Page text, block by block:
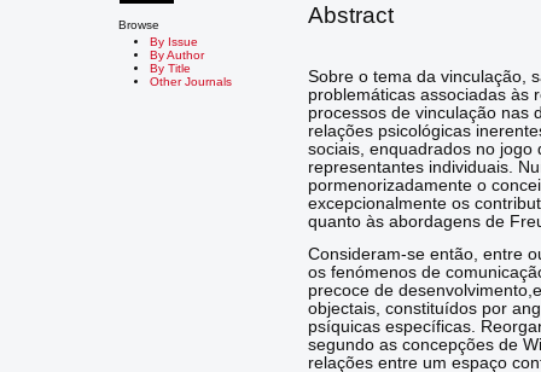
Browse
By Issue
By Author
By Title
Other Journals
Abstract
Sobre o tema da vinculação,
problemáticas associadas às
processos de vinculação nas
relações psicológicas
sociais, enquadrados no jogo
representantes individuais.
pormenorizadamente o
excepcionalmente os
quanto às abordagens de
Consideram-se então, entre
os fenómenos de
precoce de
objectais, constituídos por
psíquicas específicas.
segundo as concepções de
relações entre um espaço